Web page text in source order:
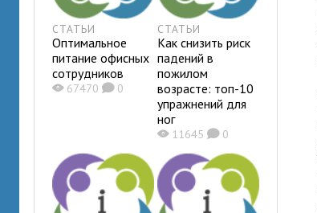
СТАТЬИ
Оптимальное
питание офисных
сотрудников
X67470K0
СТАТЬИ
Как снизить риск
падений в
пожилом
возрасте: топ-10
упражнений для
ног
X11645K0